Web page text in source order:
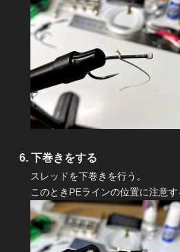
下巻きをする
スレッドを下巻きを行う。
このときPEラインの位置に注意す